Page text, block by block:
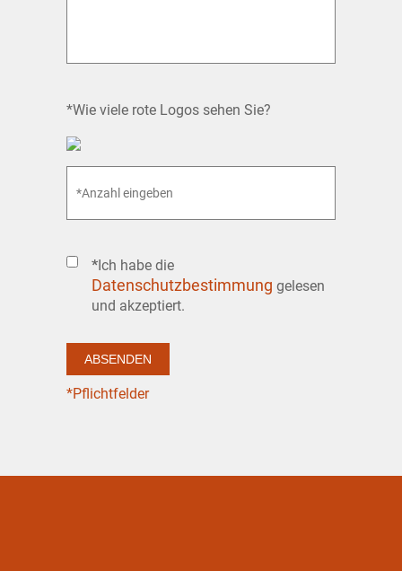
*Wie viele rote Logos sehen Sie?
*Ich habe die
Datenschutzbestimmung gelesen
und akzeptiert.
*Pflichtfelder